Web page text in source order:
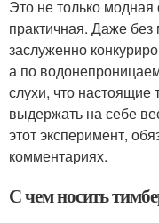
Это не только
практичная. Даже
заслуженно
а по
слухи, что
выдержать на себе
этот эксперимент,
комментариях.
С чем носить